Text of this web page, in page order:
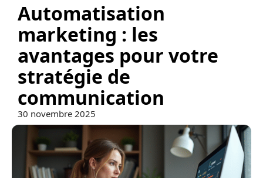
Automatisation
marketing : les
avantages pour votre
stratégie de
communication
30 novembre 2025